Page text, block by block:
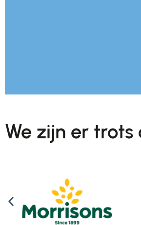
We zijn er